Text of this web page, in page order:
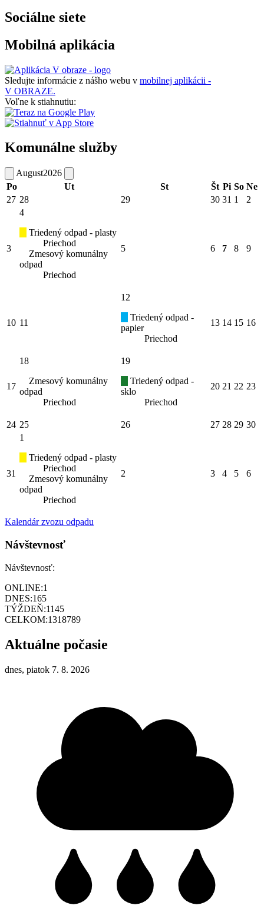
Sociálne siete
Mobilná aplikácia
Sledujte informácie z nášho webu v mobilnej aplikácii -
V OBRAZE.
Voľne k stiahnutiu:
Komunálne služby
August2026
Po
Ut St Št Pi So Ne
27 28 29 30 31 1 2
3
4
Triedený odpad - plasty
Priechod
Zmesový komunálny
odpad
Priechod
5 6 7 8 9
10 11
12
Triedený odpad -
papier
Priechod
13 14 15 16
17
18
Zmesový komunálny
odpad
Priechod
19
Triedený odpad -
sklo
Priechod
20 21 22 23
24 25 26 27 28 29 30
31
1
Triedený odpad - plasty
Priechod
Zmesový komunálny
odpad
Priechod
2 3 4 5 6
Kalendár zvozu odpadu
Návštevnosť
Návštevnosť:
ONLINE:1
DNES:165
TÝŽDEŇ:1145
CELKOM:1318789
Aktuálne počasie
dnes, piatok 7. 8. 2026